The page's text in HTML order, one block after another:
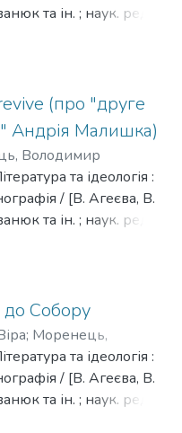
та ін. ; наук. ред. та
В. П.] ; Нац. ун-т
482 с. - Редкол. :
В. П.,
С., Іванюк С. С.,
С. М., Панченко В. Є.,
Б. Б."
(про "друге
Андрія Малишка)
Володимир
та ідеологія :
/ [В. Агеєва, В.
та ін. ; наук. ред. та
В. П.] ; Нац. ун-т
482 с. - Редкол. :
В. П.,
С., Іванюк С. С.,
С. М., Панченко В. Є.,
Шалагінов Б. Б."
Собору
; Моренець,
та ідеологія :
/ [В. Агеєва, В.
та ін. ; наук. ред. та
В. П.] ; Нац. ун-т